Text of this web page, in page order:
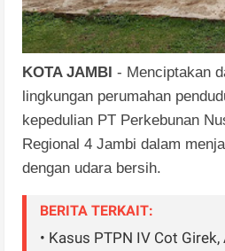
KOTA JAMBI - Menciptakan
lingkungan perumahan
kepedulian PT Perkebunan
Regional 4 Jambi dalam
dengan udara bersih.
BERITA TERKAIT:
• Kasus PTPN IV Cot